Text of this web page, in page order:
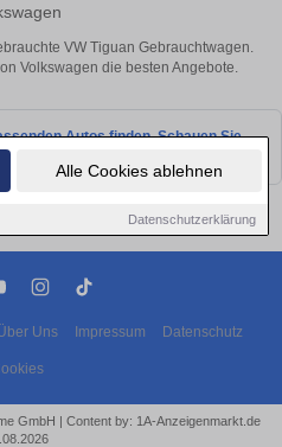
Alle Cookies ablehnen
Datenschutzerklärung
VW Tiguan Gebrauchtwagen.
Volkswagen die besten Angebote.
Autos finden. Schauen Sie
Uns Impressum Datenschutz
GmbH | Content by: 1A-Anzeigenmarkt.de